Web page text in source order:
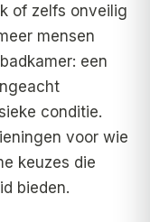
of zelfs onveilig
mensen
een
conditie.
voor wie
keuzes die
bieden.